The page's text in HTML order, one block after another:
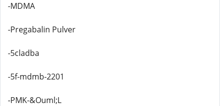
-MDMA
-Pregabalin Pulver
-5cladba
-5f-mdmb-2201
-PMK-&Ouml;L